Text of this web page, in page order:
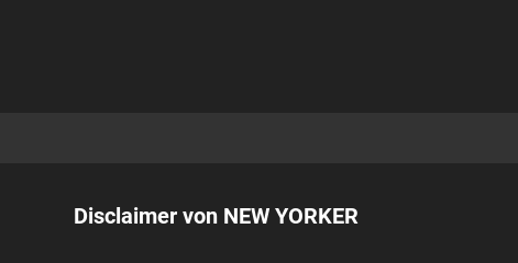
Disclaimer von NEW YORKER